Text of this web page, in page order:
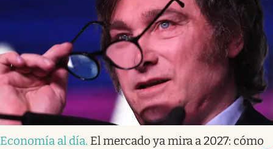
Economía al día. El mercado ya mira a 2027: cómo